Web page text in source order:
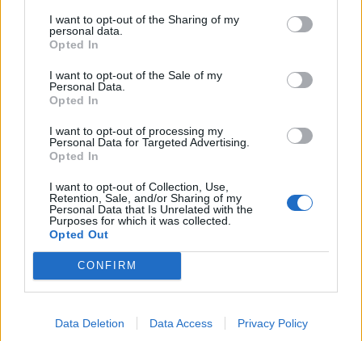
I want to opt-out of the Sharing of my
personal data.
Opted In
I want to opt-out of the Sale of my
Personal Data.
Opted In
I want to opt-out of processing my
Personal Data for Targeted Advertising.
Opted In
I want to opt-out of Collection, Use,
Retention, Sale, and/or Sharing of my
Personal Data that Is Unrelated with the
Purposes for which it was collected.
Opted Out
CONFIRM
Data Deletion Data Access Privacy Policy